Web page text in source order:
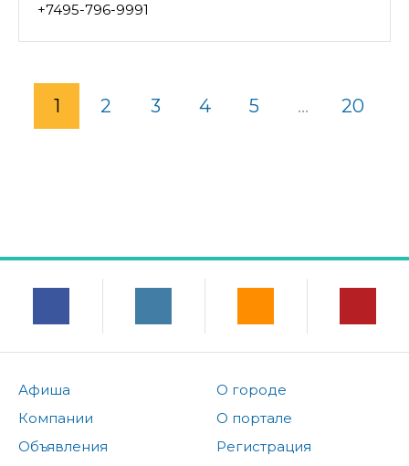
+7495-796-9991
1 2 3 4 5 ... 20
Афиша
Компании
Объявления
О городе
О портале
Регистрация